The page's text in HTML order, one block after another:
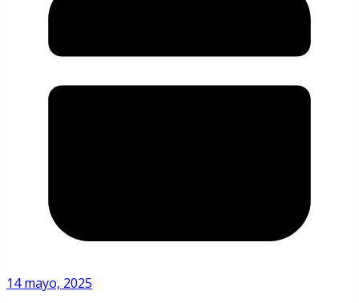
14 mayo, 2025